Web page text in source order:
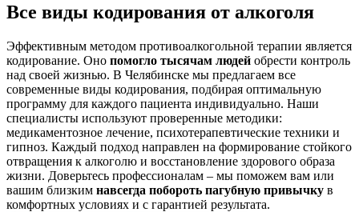
Все виды кодирования от алкоголя
Эффективным методом противоалкогольной терапии является
кодирование. Оно помогло тысячам людей обрести контроль
над своей жизнью. В Челябинске мы предлагаем все
современные виды кодирования, подбирая оптимальную
программу для каждого пациента индивидуально. Наши
специалисты используют проверенные методики:
медикаментозное лечение, психотерапевтические техники и
гипноз. Каждый подход направлен на формирование стойкого
отвращения к алкоголю и восстановление здорового образа
жизни. Доверьтесь профессионалам – мы поможем вам или
вашим близким навсегда побороть пагубную привычку в
комфортных условиях и с гарантией результата.